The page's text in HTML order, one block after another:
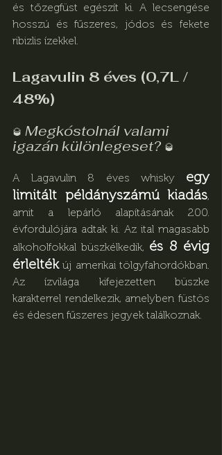
és tőzegfüst egészít ki. A lecsengése
hosszú és fűszeres, jódos és fekete
ribizlis ízekkel.
Lagavulin 8 éves (0,7L /
48%)
🥃 Megkóstolnál valami
igazán különlegeset? 🥃
A Lagavulin 8 éves whisky egy
limitált példányszámú kiadás,
amit a lepárló alapításának 200.
évfordulójára adtak ki. Az ital magasabb
alkoholfokkal büszkélkedik, és 8 évig
érlelték új amerikai tölgyfahordókban.
Az ízvilága kifejezetten büszke
karakterrel rendelkezik, amelyben füstös
és édesen fűszeres jegyek találkoznak.